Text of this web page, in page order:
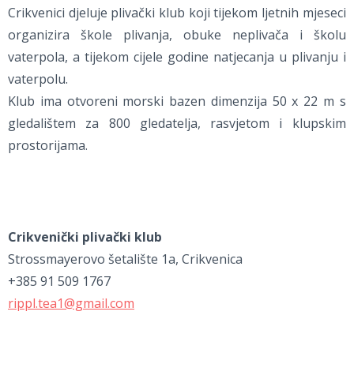
Crikvenici djeluje plivački klub koji tijekom ljetnih mjeseci
organizira škole plivanja, obuke neplivača i školu
vaterpola, a tijekom cijele godine natjecanja u plivanju i
vaterpolu.
Klub ima otvoreni morski bazen dimenzija 50 x 22 m s
gledalištem za 800 gledatelja, rasvjetom i klupskim
prostorijama.
Crikvenički plivački klub
Strossmayerovo šetalište 1a, Crikvenica
+385 91 509 1767
rippl.tea1@gmail.com